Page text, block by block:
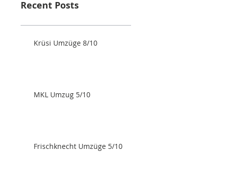
Recent Posts
Krüsi Umzüge 8/10
MKL Umzug 5/10
Frischknecht Umzüge 5/10